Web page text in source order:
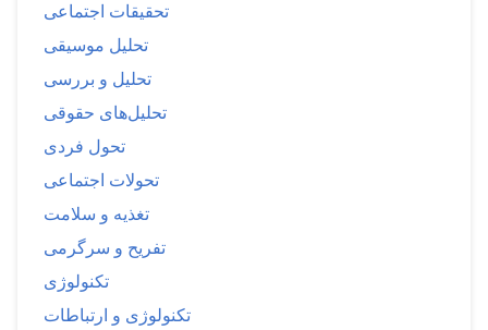
تحقیقات اجتماعی
تحلیل موسیقی
تحلیل و بررسی
تحلیل‌های حقوقی
تحول فردی
تحولات اجتماعی
تغذیه و سلامت
تفریح و سرگرمی
تکنولوژی
تکنولوژی و ارتباطات